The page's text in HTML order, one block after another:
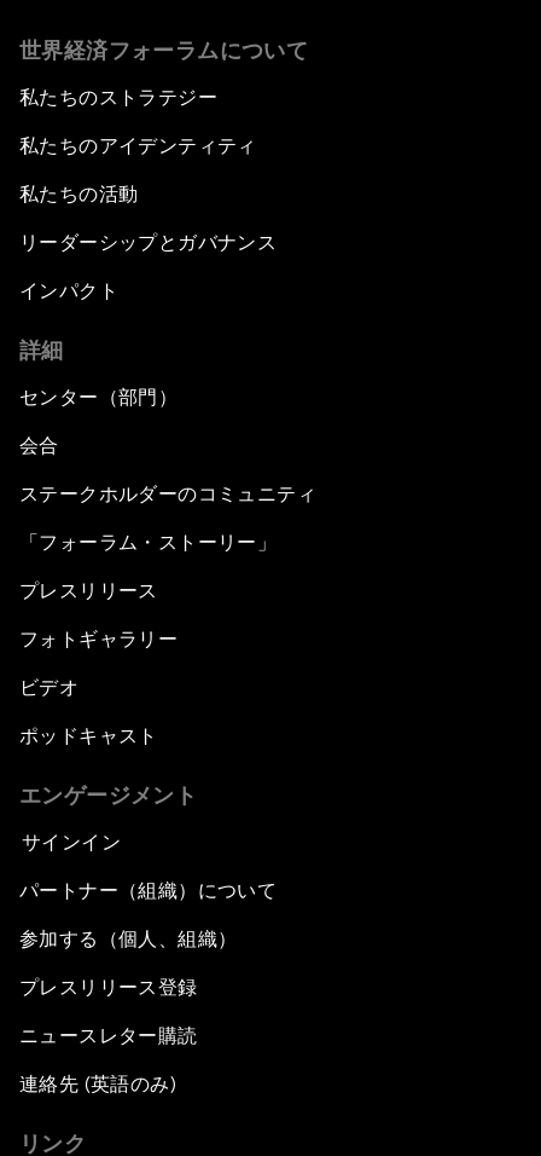
世界経済フォーラムについて
私たちのストラテジー
私たちのアイデンティティ
私たちの活動
リーダーシップとガバナンス
インパクト
詳細
センター（部門）
会合
ステークホルダーのコミュニティ
「フォーラム・ストーリー」
プレスリリース
フォトギャラリー
ビデオ
ポッドキャスト
エンゲージメント
サインイン
パートナー（組織）について
参加する（個人、組織）
プレスリリース登録
ニュースレター購読
連絡先 (英語のみ)
リンク